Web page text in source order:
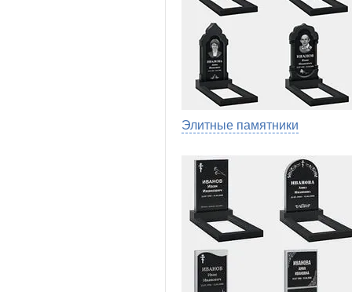
Элитные памятники